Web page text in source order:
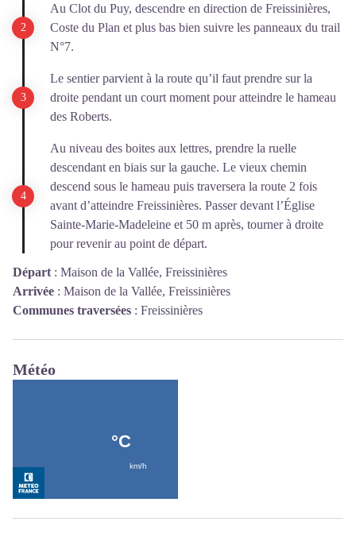
Au Clot du Puy, descendre en direction de Freissinières,
Coste du Plan et plus bas bien suivre les panneaux du trail
N°7.
Le sentier parvient à la route qu’il faut prendre sur la
droite pendant un court moment pour atteindre le hameau
des Roberts.
Au niveau des boites aux lettres, prendre la ruelle
descendant en biais sur la gauche. Le vieux chemin
descend sous le hameau puis traversera la route 2 fois
avant d’atteindre Freissinières. Passer devant l’Église
Sainte-Marie-Madeleine et 50 m après, tourner à droite
pour revenir au point de départ.
Départ : Maison de la Vallée, Freissinières
Arrivée : Maison de la Vallée, Freissinières
Communes traversées : Freissinières
Météo